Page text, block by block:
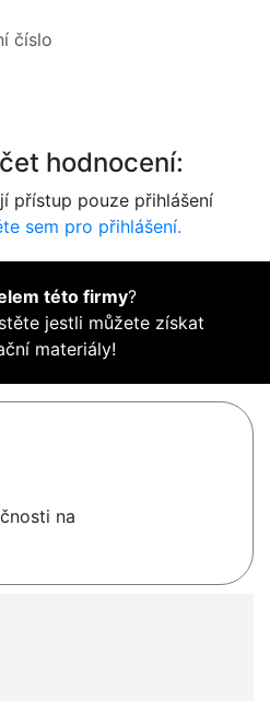
číslo
hodnocení:
přístup pouze přihlášení
sem pro přihlášení.
této firmy?
jestli můžete získat
materiály!
na